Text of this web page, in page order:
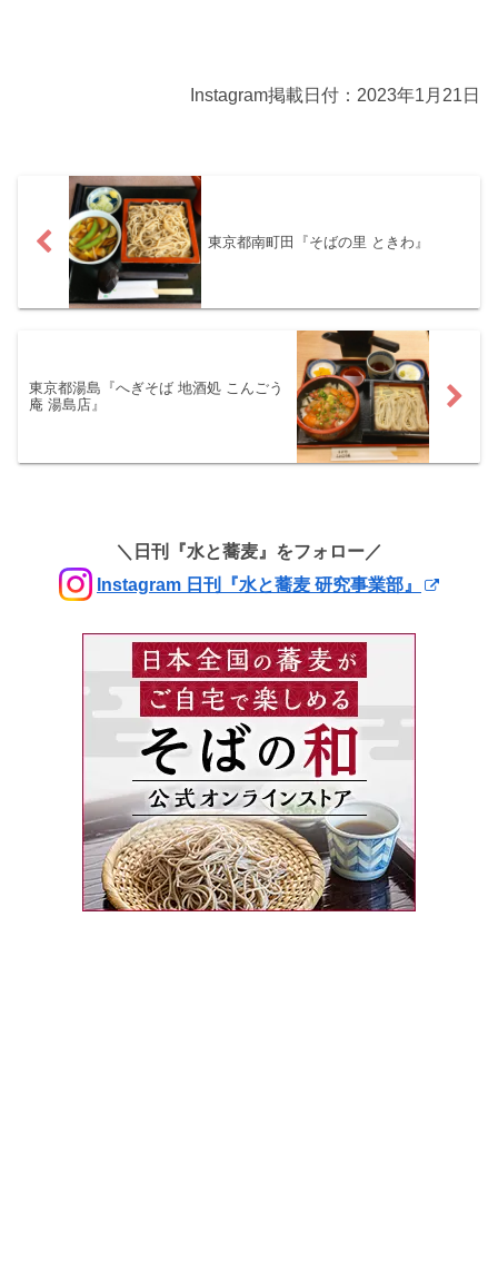
Instagram掲載日付：2023年1月21日
東京都南町田『そばの里 ときわ』
東京都湯島『へぎそば 地酒処 こんごう
庵 湯島店』
＼日刊『水と蕎麦』をフォロー／
Instagram 日刊『水と蕎麦 研究事業部』